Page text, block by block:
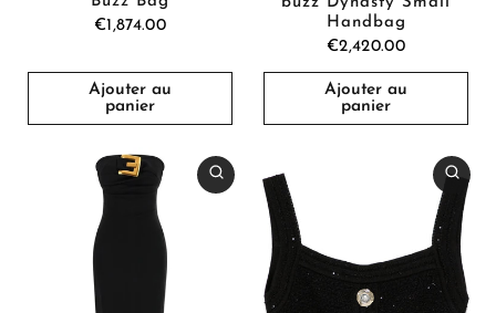
€1,874.00
Ajouter au
panier
Handbag
€2,420.00
Ajouter au
panier